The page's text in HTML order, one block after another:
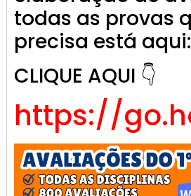
todas as provas
precisa está aqui:
CLIQUE AQUI 👇
https://